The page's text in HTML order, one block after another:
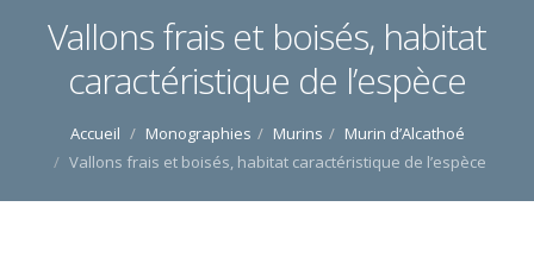
Vallons frais et boisés, habitat
caractéristique de l’espèce
Accueil Monographies Murins
Murin d’Alcathoé
Vallons frais et boisés, habitat caractéristique de l’espèce